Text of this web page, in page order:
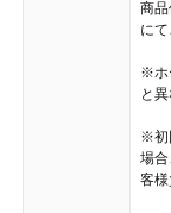
商
にて
※ホ
と異
※初
場
客様